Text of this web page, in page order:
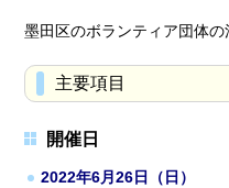
墨田区のボランティア団体
主要項目
開催日
2022年6月26日（日）